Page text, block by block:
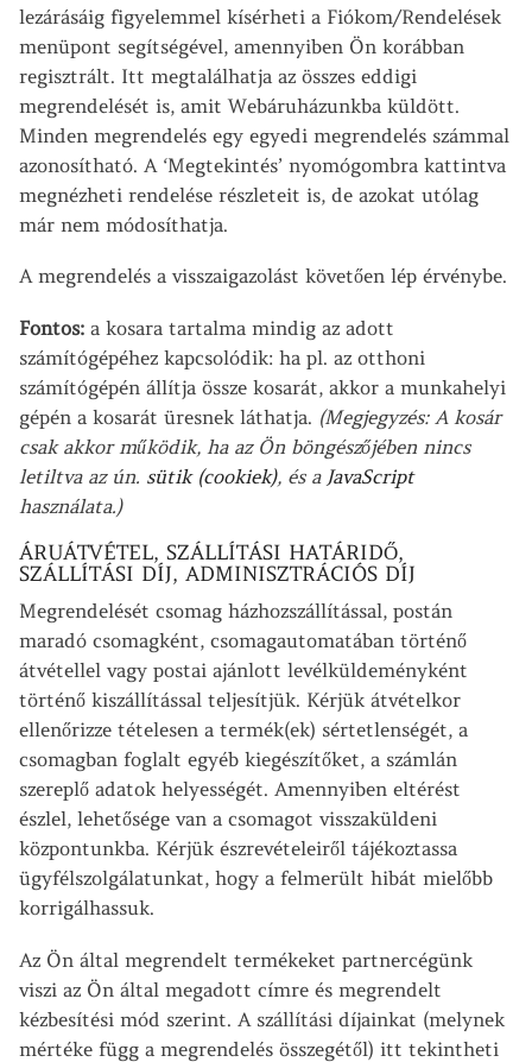
lezárásáig figyelemmel kísérheti a Fiókom/Rendelések
menüpont segítségével, amennyiben Ön korábban
regisztrált. Itt megtalálhatja az összes eddigi
megrendelését is, amit Webáruházunkba küldött.
Minden megrendelés egy egyedi megrendelés számmal
azonosítható. A ‘Megtekintés’ nyomógombra kattintva
megnézheti rendelése részleteit is, de azokat utólag
már nem módosíthatja.
A megrendelés a visszaigazolást követően lép érvénybe.
Fontos: a kosara tartalma mindig az adott
számítógépéhez kapcsolódik: ha pl. az otthoni
számítógépén állítja össze kosarát, akkor a munkahelyi
gépén a kosarát üresnek láthatja. (Megjegyzés: A kosár
csak akkor működik, ha az Ön böngészőjében nincs
letiltva az ún. sütik (cookiek), és a JavaScript
használata.)
ÁRUÁTVÉTEL, SZÁLLÍTÁSI HATÁRIDŐ,
SZÁLLÍTÁSI DÍJ, ADMINISZTRÁCIÓS DÍJ
Megrendelését csomag házhozszállítással, postán
maradó csomagként, csomagautomatában történő
átvétellel vagy postai ajánlott levélküldeményként
történő kiszállítással teljesítjük. Kérjük átvételkor
ellenőrizze tételesen a termék(ek) sértetlenségét, a
csomagban foglalt egyéb kiegészítőket, a számlán
szereplő adatok helyességét. Amennyiben eltérést
észlel, lehetősége van a csomagot visszaküldeni
központunkba. Kérjük észrevételeiről tájékoztassa
ügyfélszolgálatunkat, hogy a felmerült hibát mielőbb
korrigálhassuk.
Az Ön által megrendelt termékeket partnercégünk
viszi az Ön által megadott címre és megrendelt
kézbesítési mód szerint. A szállítási díjainkat (melynek
mértéke függ a megrendelés összegétől) itt tekintheti